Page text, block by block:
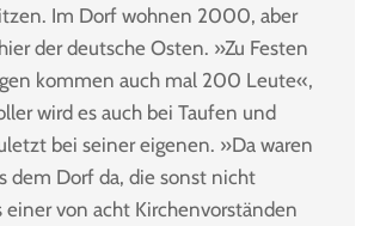
Im Dorf wohnen 2000, aber
der deutsche Osten. »Zu Festen
kommen auch mal 200 Leute«,
wird es auch bei Taufen und
bei seiner eigenen. »Da waren
dem Dorf da, die sonst nicht
von acht Kirchenvorständen